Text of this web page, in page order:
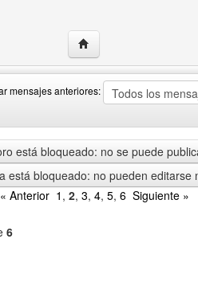
Visitar sitio web del
mensajes anteriores:
está bloqueado: no se puede
está bloqueado: no pueden editarse
« Anterior 1 , 2, 3, 4, 5, 6 Siguiente »
6